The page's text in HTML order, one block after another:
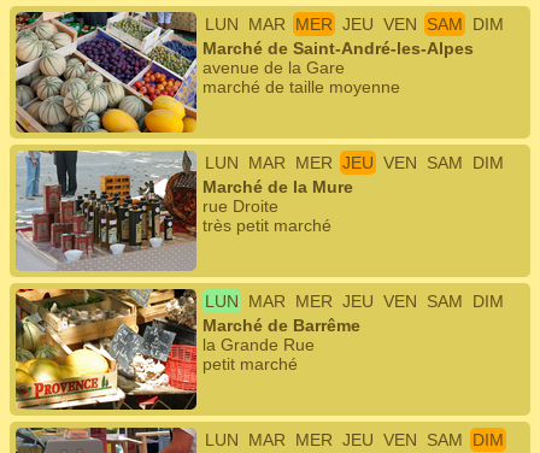
LUN MAR MER JEU VEN SAM
DIM
Marché de Saint-André-les-Alpes
avenue de la Gare
marché de taille moyenne
LUN MAR MER JEU VEN SAM
DIM
Marché de la Mure
rue Droite
très petit marché
LUN MAR MER JEU VEN SAM
DIM
Marché de Barrême
la Grande Rue
petit marché
LUN MAR MER JEU VEN SAM
DIM